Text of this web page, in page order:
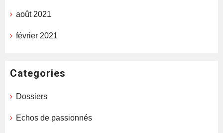
août 2021
février 2021
Categories
Dossiers
Echos de passionnés